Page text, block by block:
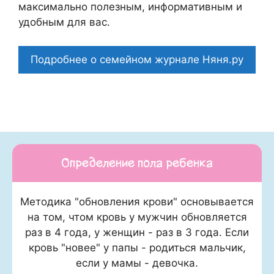
максимально полезным, информативным и
удобным для вас.
Подробнее о семейном журнале Няня.ру
Определение пола ребенка
Методика "обновления крови" основывается
на том, чтом кровь у мужчин обновляется
раз в 4 года, у женщин - раз в 3 года. Если
кровь "новее" у папы - родиться мальчик,
если у мамы - девочка.